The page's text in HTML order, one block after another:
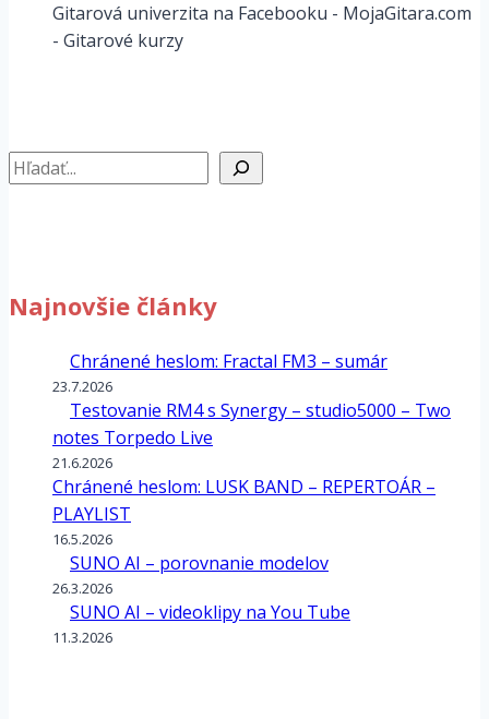
Gitarová univerzita na Facebooku - MojaGitara.com
- Gitarové kurzy
Hľadať
Najnovšie články
Chránené heslom: Fractal FM3 – sumár
23.7.2026
Testovanie RM4 s Synergy – studio5000 – Two
notes Torpedo Live
21.6.2026
Chránené heslom: LUSK BAND – REPERTOÁR –
PLAYLIST
16.5.2026
SUNO AI – porovnanie modelov
26.3.2026
SUNO AI – videoklipy na You Tube
11.3.2026